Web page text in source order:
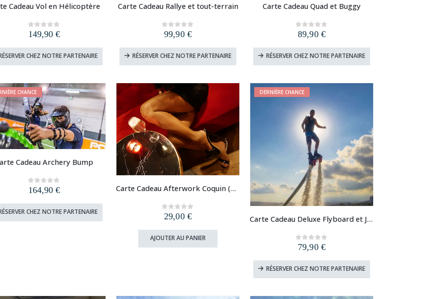
Cadeau Vol en Hélicoptère
0 out of 5
149,90€
CHEZ NOTRE PARTENAIRE
Carte Cadeau Rallye et tout-terrain
0out of 5
99,90 €
RÉSERVER CHEZ NOTRE PARTENAIRE
Carte Cadeau Quad et Buggy
0out of 5
89,90 €
RÉSERVER CHEZ NOTRE PARTENAIRE
CHANCE
Cadeau Archery Bump
0 out of 5
164,90€
CHEZ NOTRE PARTENAIRE
Carte Cadeau Afterwork Coquin (Paris, Lyon, Lille, Strasbourg)
0out of 5
29,00 €
AJOUTER AU PANIER
DERNIÈRE CHANCE
Carte Cadeau Deluxe Flyboard et Jet Ski
0out of 5
79,90 €
RÉSERVER CHEZ NOTRE PARTENAIRE